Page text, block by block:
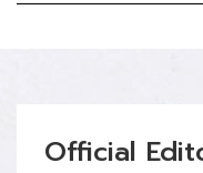
Official